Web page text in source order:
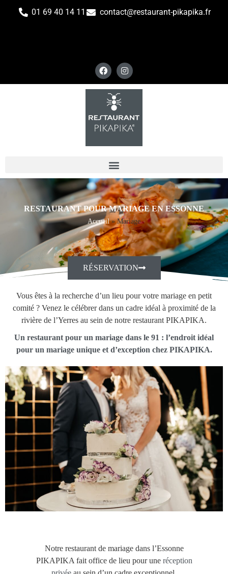
01 69 40 14 11 contact@restaurant-pikapika.fr
RESTAURANT POUR MARIAGE EN ESSONNE
Accueil»Mariage
RÉSERVATION
Vous êtes à la recherche d’un lieu pour votre mariage en petit
comité ? Venez le célébrer dans un cadre idéal à proximité de la
rivière de l’Yerres au sein de notre restaurant PIKAPIKA.
Un restaurant pour un mariage dans le 91 : l’endroit idéal
pour un mariage unique et d’exception chez PIKAPIKA.
Notre restaurant de mariage dans l’Essonne
PIKAPIKA fait office de lieu pour une réception